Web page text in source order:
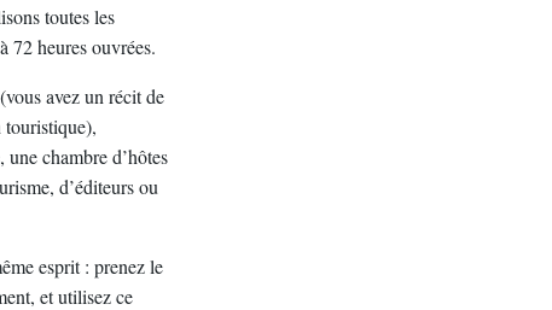
toutes les
72 heures ouvrées.
(vous avez un récit de
touristique),
chambre d’hôtes
d’éditeurs ou
esprit : prenez le
et utilisez ce